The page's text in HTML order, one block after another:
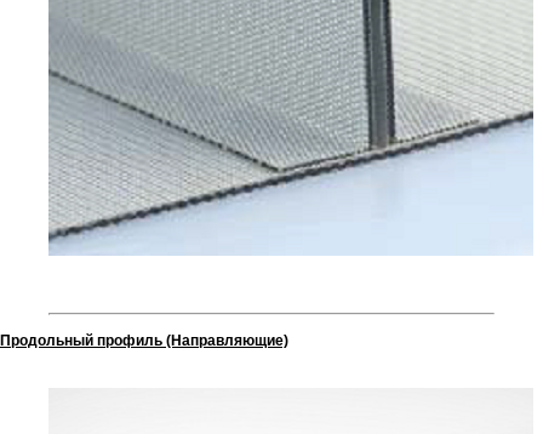
Продольный профиль (Направляющие)